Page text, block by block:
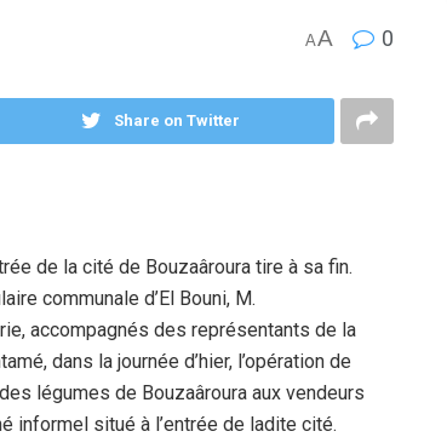
AA 0
Share on Twitter
de la cité de Bouzaâroura tire à sa fin.
communale d’El Bouni, M.
accompagnés des représentants de la
dans la journée d’hier, l’opération de
légumes de Bouzaâroura aux vendeurs
informel situé à l’entrée de ladite cité.